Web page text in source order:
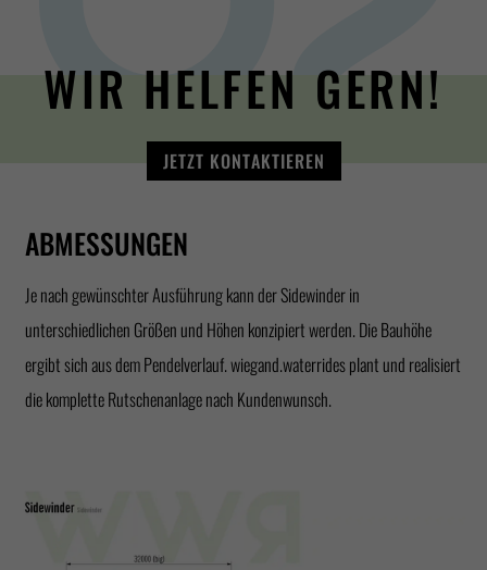
WIR HELFEN GERN!
JETZT KONTAKTIEREN
ABMESSUNGEN
Je nach gewünschter Ausführung kann der Sidewinder in
unterschiedlichen Größen und Höhen konzipiert werden. Die Bauhöhe
ergibt sich aus dem Pendelverlauf. wiegand.waterrides plant und realisiert
die komplette Rutschenanlage nach Kundenwunsch.